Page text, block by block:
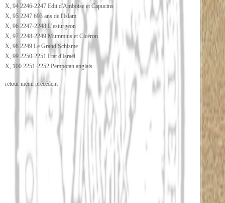
X, 94 2246-2247 Edit d'Amboise et Capucins
X, 95 2247 693 ans de l'Islam
X, 96 2247-2248 L’esturgeon
X, 97 2248-2249 Mummius et Cicéron
X, 98 2249 Le Grand Schisme
X, 99 2250-2251 Etat d'Israël
X, 100 2251-2252 Pempotan anglais
retour menu précédent